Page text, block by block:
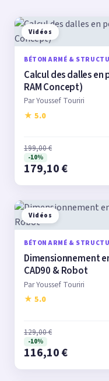
Vidéos
BÉTON ARMÉ &
Calcul des dalles
RAM Concept)
Par Youssef Touriri
★ 5.0
199,00 €
-10%
179,10 €
Vidéos
BÉTON ARMÉ &
Dimensionnement
CAD90 & Robot
Par Youssef Touriri
★ 5.0
129,00 €
-10%
116,10 €